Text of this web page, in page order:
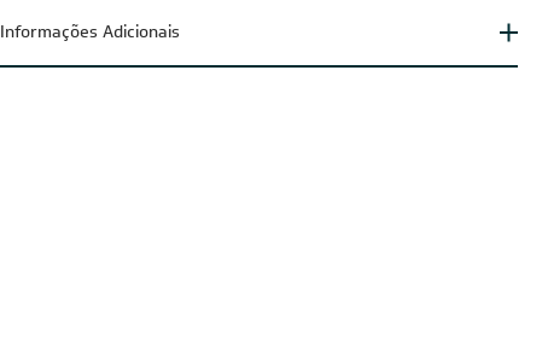
Informações Adicionais